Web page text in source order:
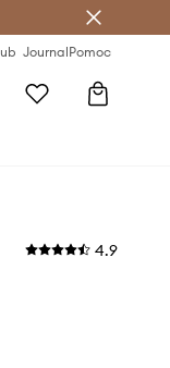
JournalPomoc
4.9